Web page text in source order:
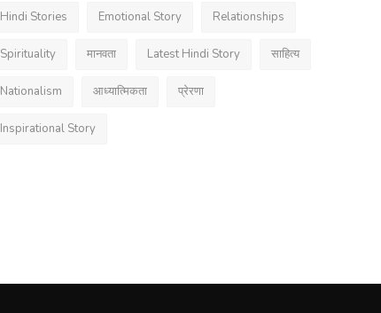
Hindi Stories Emotional Story Relationships
Spirituality मानवता Latest Hindi Story साहित्य
Nationalism आध्यात्मिकता प्रेरणा
Inspirational Story